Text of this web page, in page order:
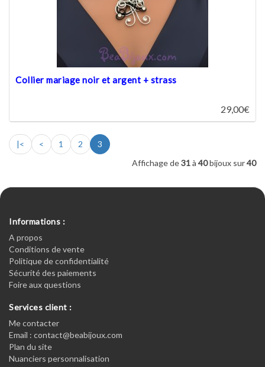
Collier mariage noir et argent + strass
29,00€
|< < 1 2
3
Affichage de31à 40bijoux sur40
Informations :
A propos
Conditions de vente
Politique de confidentialité
Sécurité des paiements
Foire aux questions
Services client :
Me contacter
Email : contact@beabijoux.com
Plan du site
Nuanciers personnalisation